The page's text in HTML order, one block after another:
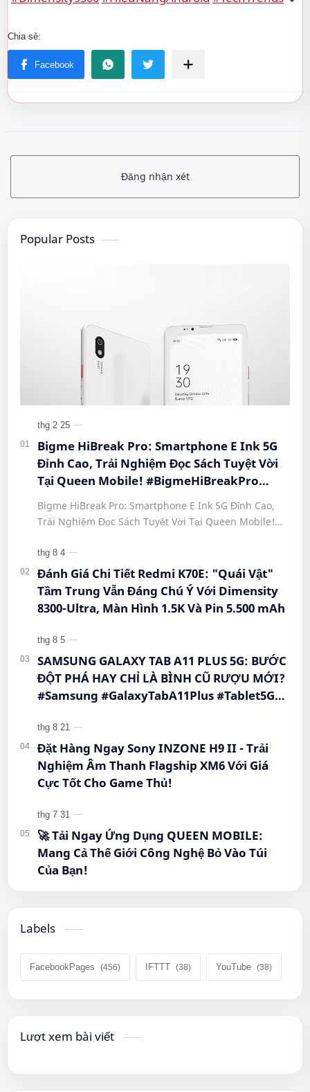
Đăng nhận xét
Popular Posts
Bigme HiBreak Pro: Smartphone E Ink 5G
Đỉnh Cao, Trải Nghiệm Đọc Sách Tuyệt Vời
Tại Queen Mobile! #BigmeHiBreakPro
#SmartphoneEInk #QueenMobile
#HiBreakPro5G #DienThoaiDocSach
#CongNgheMoi #MuaSamThongMinh
#EInkPhone #5GSmartphone
Bigme HiBreak Pro: Smartphone E Ink 5G Đỉnh Cao,
Trải Nghiệm Đọc Sách Tuyệt Vời Tại Queen Mobile!
#Hi…
Đánh Giá Chi Tiết Redmi K70E: "Quái Vật"
Tầm Trung Vẫn Đáng Chú Ý Với Dimensity
8300-Ultra, Màn Hình 1.5K Và Pin 5.500 mAh
SAMSUNG GALAXY TAB A11 PLUS 5G: BƯỚC
ĐỘT PHÁ HAY CHỈ LÀ BÌNH CŨ RƯỢU MỚI?
#Samsung #GalaxyTabA11Plus #Tablet5G
Đặt Hàng Ngay Sony INZONE H9 II - Trải
Nghiệm Âm Thanh Flagship XM6 Với Giá
Cực Tốt Cho Game Thủ!
🚀 Tải Ngay Ứng Dụng QUEEN MOBILE:
Mang Cả Thế Giới Công Nghệ Bỏ Vào Túi
Của Bạn!
Labels
FacebookPages IFTTT YouTube
Lượt xem bài viết